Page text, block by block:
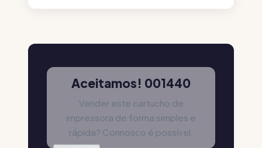
Aceitamos! 001440
Vender este cartucho de
impressora de forma simples e
rápida? Connosco é possível.